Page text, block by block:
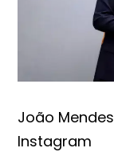
João
Instagram